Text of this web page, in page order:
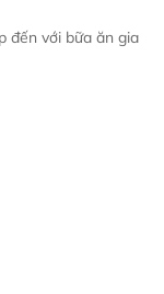
đến với bữa ăn gia